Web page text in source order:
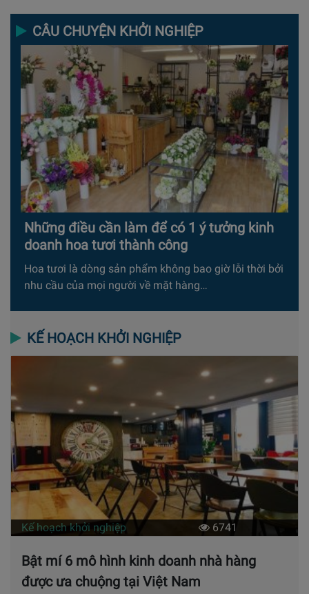
CÂU CHUYỆN KHỞI NGHIỆP
Những điều cần làm để có 1 ý tưởng kinh
doanh hoa tươi thành công
Hoa tươi là dòng sản phẩm không bao giờ lỗi thời bởi
nhu cầu của mọi người về mặt hàng…
KẾ HOẠCH KHỞI NGHIỆP
Kế hoạch khởi nghiệp 6741
Bật mí 6 mô hình kinh doanh nhà hàng
được ưa chuộng tại Việt Nam